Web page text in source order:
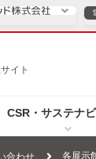
イト
CSR・サステナ
・ガスのご契約
合わせ 各展示